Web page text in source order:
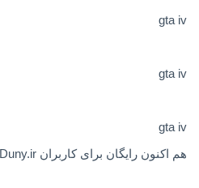
gta iv
gta iv
gta iv
هم اکنون رایگان برای کاربران AppDuny.ir